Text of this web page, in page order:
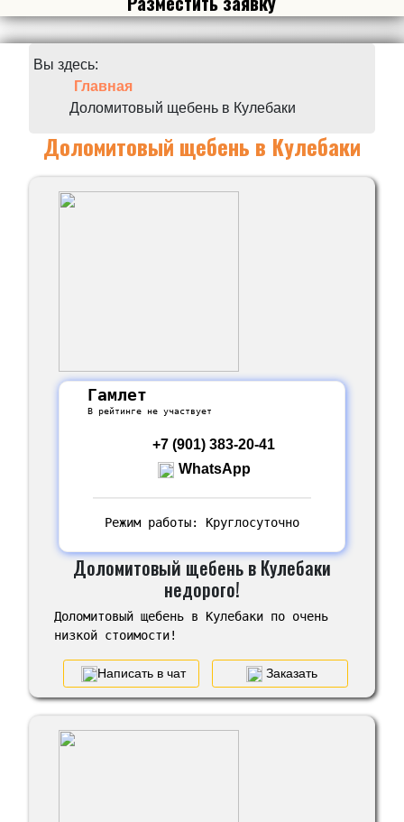
Вы здесь:
Главная
Доломитовый щебень в Кулебаки
Доломитовый щебень в Кулебаки
Гамлет
В рейтинге не участвует
+7 (901) 383-20-41
WhatsApp
Режим работы: Круглосуточно
Доломитовый щебень в Кулебаки
недорого!
Доломитовый щебень в Кулебаки по очень
низкой стоимости!
Написать в чат Заказать